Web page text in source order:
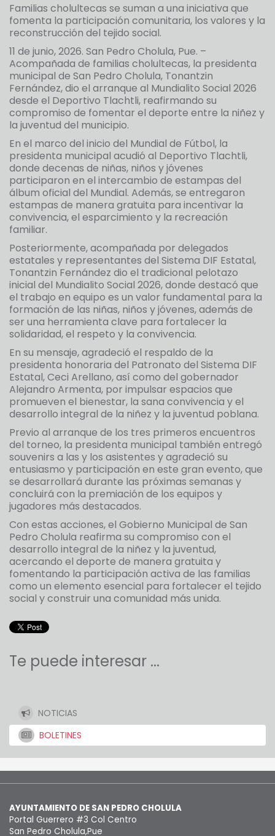
Familias cholultecas se suman a una iniciativa que
fomenta la participación comunitaria, los valores y la
reconstrucción del tejido social.
11 de junio, 2026. San Pedro Cholula, Pue. –
Acompañada de familias cholultecas, la presidenta
municipal de San Pedro Cholula, Tonantzin
Fernández, dio el arranque al Mundialito Social 2026
desde el Deportivo Tlachtli, reafirmando su
compromiso de fomentar el deporte entre la niñez y
la juventud del municipio.
En el marco del inicio del Mundial de Fútbol, la
presidenta municipal acudió al Deportivo Tlachtli,
donde decenas de niñas, niños y jóvenes
participaron en el intercambio de estampas del
álbum oficial del Mundial. Además, se entregaron
estampas de manera gratuita para incentivar la
convivencia, el esparcimiento y la recreación
familiar.
Posteriormente, acompañada por delegados
estatales y representantes del Sistema DIF Estatal,
Tonantzin Fernández dio el tradicional pelotazo
inicial del Mundialito Social 2026, donde destacó que
el trabajo en equipo es un valor fundamental para la
formación de las niñas, niños y jóvenes, además de
ser una herramienta clave para fortalecer la
solidaridad, el respeto y la convivencia.
En su mensaje, agradeció el respaldo de la
presidenta honoraria del Patronato del Sistema DIF
Estatal, Ceci Arellano, así como del gobernador
Alejandro Armenta, por impulsar espacios que
promueven el bienestar, la sana convivencia y el
desarrollo integral de la niñez y la juventud poblana.
Previo al arranque de los tres primeros encuentros
del torneo, la presidenta municipal también entregó
souvenirs a las y los asistentes y agradeció su
entusiasmo y participación en este gran evento, que
se desarrollará durante las próximas semanas y
concluirá con la premiación de los equipos y
jugadores más destacados.
Con estas acciones, el Gobierno Municipal de San
Pedro Cholula reafirma su compromiso con el
desarrollo integral de la niñez y la juventud,
acercando el deporte de manera gratuita y
fomentando la participación activa de las familias
como un elemento esencial para fortalecer el tejido
social y construir una comunidad más unida.
Te puede interesar ...
NOTICIAS
BOLETINES
AYUNTAMIENTO DE SAN PEDRO CHOLULA
Portal Guerrero #3 Col Centro
San Pedro Cholula,Pue